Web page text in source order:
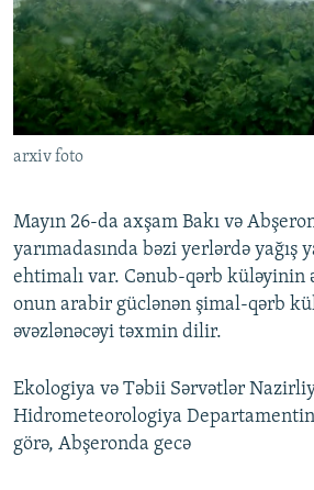
VIDEO
FOTOQALEREYA
İNFOQRAFIKA
KARIKATURA
RADIO ARXIV
OXU ZALI
AZƏRBAYCAN ƏDƏBIYYATI KITABXANASI
İSLAM VƏ DEMOKRATIYA
HAQQIMIZDA
MISSIYAMIZ
PEŞƏ ETIKASI VƏ JURNALISTIKA
AZADLIQRADIOSU MOBIL TELEFONUNUZDA
BIZIMLƏ ƏLAQƏ
XƏBƏR BÜLLETENLƏRIMIZ
BIZI IZLƏ
RFE/RL-in bütün saytları
arxiv foto
Mayın 26-da axşam Bakı və
yarımadasında bəzi yerlərdə yağış
ehtimalı var. Cənub-qərb küləyinin
onun arabir güclənən şimal-qərb
əvəzlənəcəyi təxmin dilir.
Ekologiya və Təbii Sərvətlər
Hidrometeorologiya
görə, Abşeronda gecə